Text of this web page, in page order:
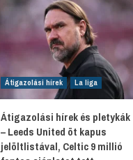
Átigazolási hírek La liga
Átigazolási hírek és pletykák
– Leeds United öt kapus
jelöltlistával, Celtic 9 millió